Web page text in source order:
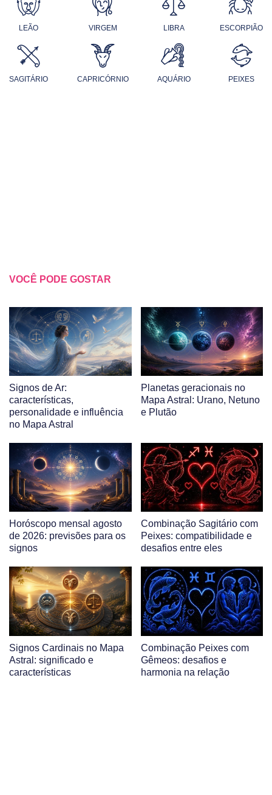
LEÃO VIRGEM LIBRA ESCORPIÃO
SAGITÁRIO CAPRICÓRNIO AQUÁRIO PEIXES
VOCÊ PODE GOSTAR
Signos de Ar:
características,
personalidade e influência
no Mapa Astral
Planetas geracionais no
Mapa Astral: Urano, Netuno
e Plutão
Horóscopo mensal agosto
de 2026: previsões para os
signos
Combinação Sagitário com
Peixes: compatibilidade e
desafios entre eles
Signos Cardinais no Mapa
Astral: significado e
características
Combinação Peixes com
Gêmeos: desafios e
harmonia na relação